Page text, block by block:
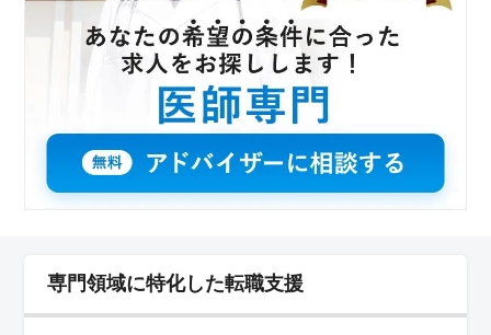
ラン層も積極的に採用しています。アットホームで働き
やすい環境です。
専門領域に特化した転職支援